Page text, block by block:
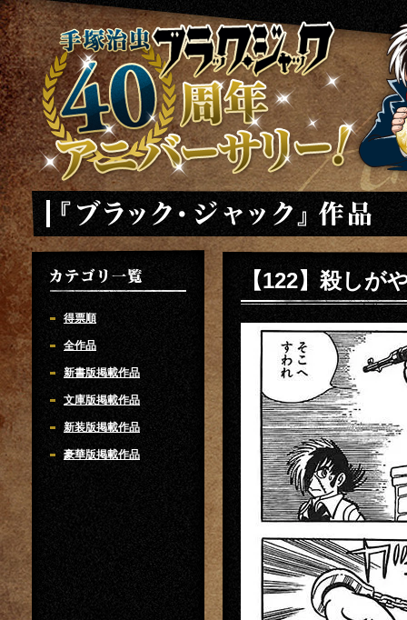
手塚治虫 ブラックジャック 40周年アニバーサリー
「ブラック・ジャック」
得票順
全作品
新書版掲載作品
文庫版掲載作品
新装版掲載作品
豪華版掲載作品
【122】殺しが